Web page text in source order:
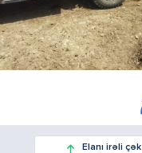
Elanı irəli çək